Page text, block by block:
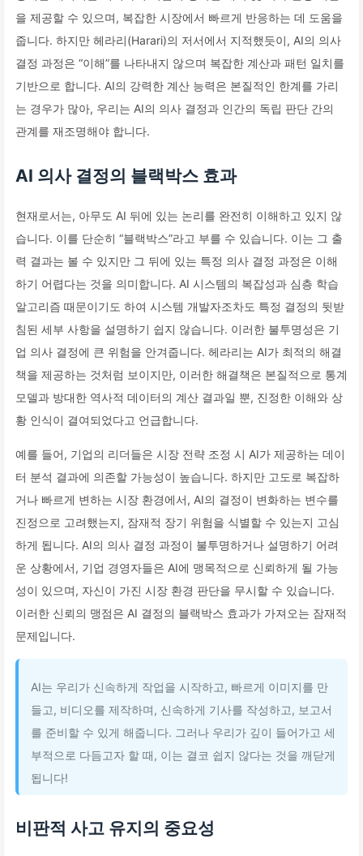
을 제공할 수 있으며, 복잡한 시장에서 빠르게 반응하는 데 도움을
줍니다. 하지만 헤라리(Harari)의 저서에서 지적했듯이, AI의 의사
결정 과정은 “이해”를 나타내지 않으며 복잡한 계산과 패턴 일치를
기반으로 합니다. AI의 강력한 계산 능력은 본질적인 한계를 가리
는 경우가 많아, 우리는 AI의 의사 결정과 인간의 독립 판단 간의
관계를 재조명해야 합니다.
AI 의사 결정의 블랙박스 효과
현재로서는, 아무도 AI 뒤에 있는 논리를 완전히 이해하고 있지 않
습니다. 이를 단순히 “블랙박스”라고 부를 수 있습니다. 이는 그 출
력 결과는 볼 수 있지만 그 뒤에 있는 특정 의사 결정 과정은 이해
하기 어렵다는 것을 의미합니다. AI 시스템의 복잡성과 심층 학습
알고리즘 때문이기도 하여 시스템 개발자조차도 특정 결정의 뒷받
침된 세부 사항을 설명하기 쉽지 않습니다. 이러한 불투명성은 기
업 의사 결정에 큰 위험을 안겨줍니다. 헤라리는 AI가 최적의 해결
책을 제공하는 것처럼 보이지만, 이러한 해결책은 본질적으로 통계
모델과 방대한 역사적 데이터의 계산 결과일 뿐, 진정한 이해와 상
황 인식이 결여되었다고 언급합니다.
예를 들어, 기업의 리더들은 시장 전략 조정 시 AI가 제공하는 데이
터 분석 결과에 의존할 가능성이 높습니다. 하지만 고도로 복잡하
거나 빠르게 변하는 시장 환경에서, AI의 결정이 변화하는 변수를
진정으로 고려했는지, 잠재적 장기 위험을 식별할 수 있는지 고심
하게 됩니다. AI의 의사 결정 과정이 불투명하거나 설명하기 어려
운 상황에서, 기업 경영자들은 AI에 맹목적으로 신뢰하게 될 가능
성이 있으며, 자신이 가진 시장 환경 판단을 무시할 수 있습니다.
이러한 신뢰의 맹점은 AI 결정의 블랙박스 효과가 가져오는 잠재적
문제입니다.
AI는 우리가 신속하게 작업을 시작하고, 빠르게 이미지를 만
들고, 비디오를 제작하며, 신속하게 기사를 작성하고, 보고서
를 준비할 수 있게 해줍니다. 그러나 우리가 깊이 들어가고 세
부적으로 다듬고자 할 때, 이는 결코 쉽지 않다는 것을 깨닫게
됩니다!
비판적 사고 유지의 중요성